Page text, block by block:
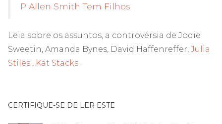
P Allen Smith Tem Filhos
Leia sobre os assuntos, a controvérsia de Jodie
Sweetin, Amanda Bynes, David Haffenreffer, Julia
Stiles
Kat Stacks
CERTIFIQUE-SE DE LER ESTE